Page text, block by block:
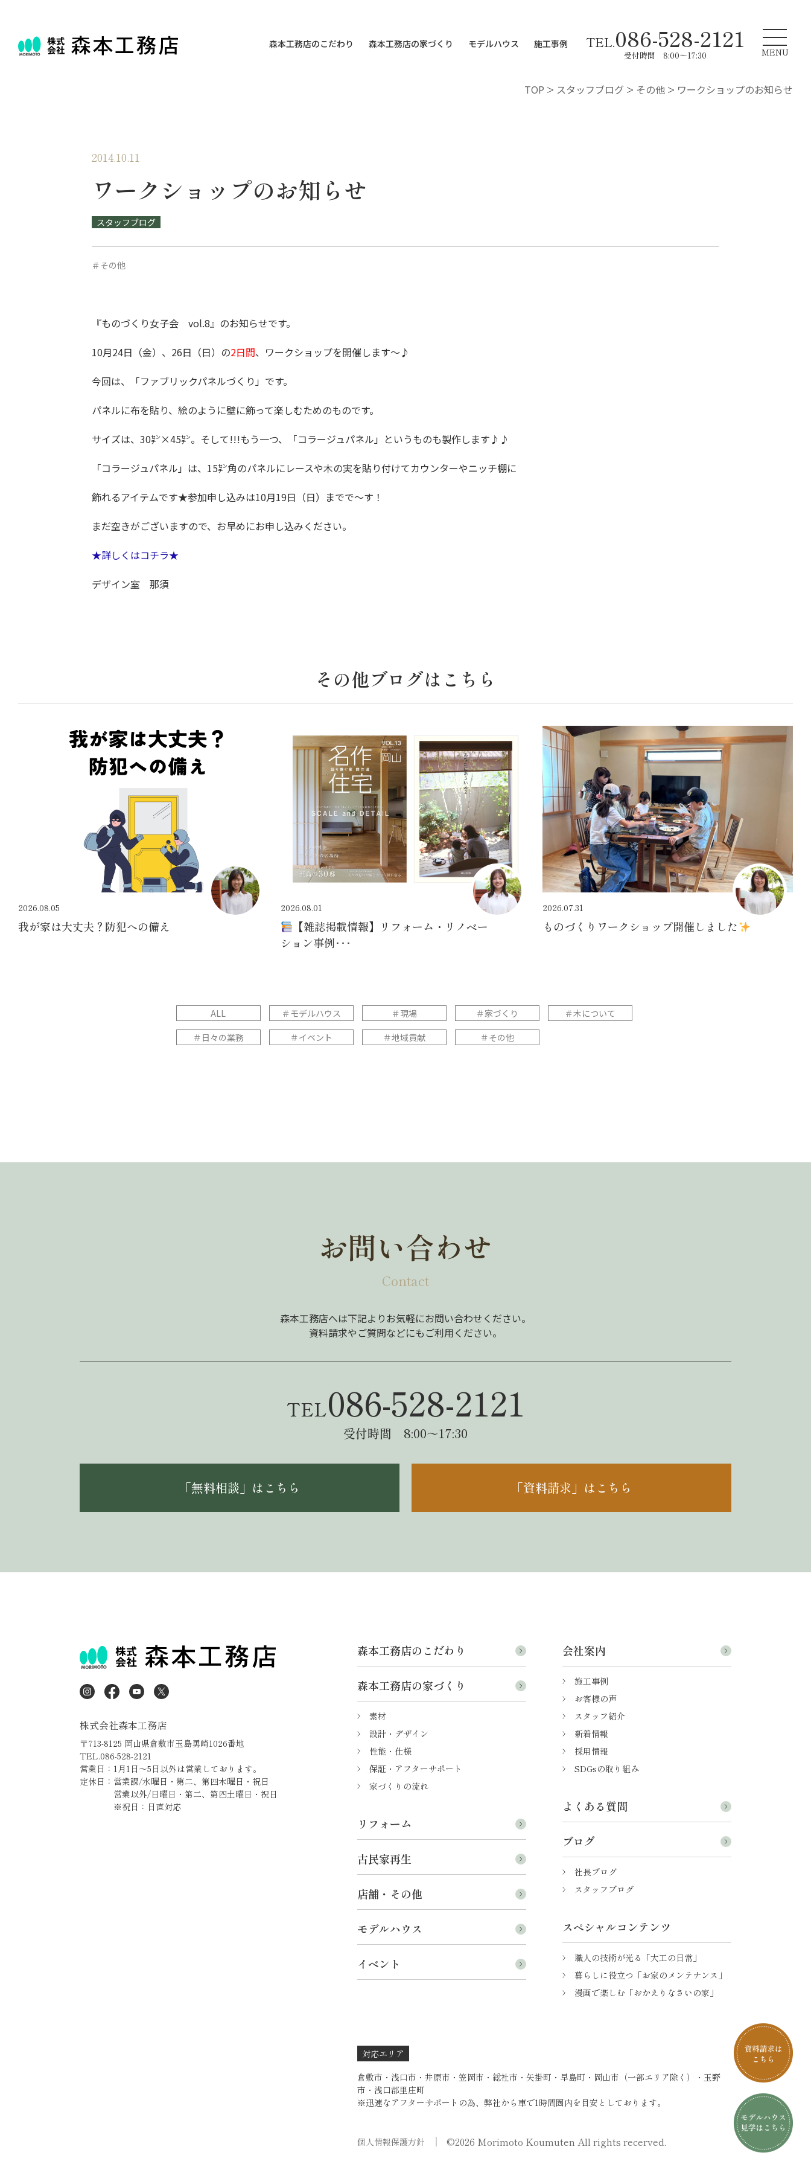
森本工務店のこだわり 森本工務店の家づくり モデルハウス 施工事例 TEL.086-528-2121
受付時間 8:00～17:30 MENU
TOP > スタッフブログ > その他 > ワークショップのお知らせ
2014.10.11
ワークショップのお知らせ
スタッフブログ
＃その他
『ものづくり女子会 vol.8』のお知らせです。
10月24日（金）、26日（日）の2日間、ワークショップを開催します～♪
今回は、「ファブリックパネルづくり」です。
パネルに布を貼り、絵のように壁に飾って楽しむためのものです。
サイズは、30㌢×45㌢。そして!!!もう一つ、「コラージュパネル」というものも製作します♪♪
「コラージュパネル」は、15㌢角のパネルにレースや木の実を貼り付けてカウンターやニッチ棚に
飾れるアイテムです★参加申し込みは10月19日（日）までで～す！
まだ空きがございますので、お早めにお申し込みください。
★詳しくはコチラ★
デザイン室 那須
その他ブログはこちら
2026.08.05
我が家は大丈夫？防犯への備え
2026.08.01
【雑誌掲載情報】リフォーム・リノベー
ション事例･･･
2026.07.31
ものづくりワークショップ開催しました
ALL ＃モデルハウス ＃現場 ＃家づくり
＃木について
＃日々の業務
＃イベント ＃地域貢献 ＃その他
お問い合わせ
Contact
森本工務店へは下記よりお気軽にお問い合わせください。
資料請求やご質問などにもご利用ください。
TEL086-528-2121
受付時間 8:00～17:30
「無料相談」はこちら 「資料請求」はこちら
株式会社森本工務店
〒713-8125 岡山県倉敷市玉島勇崎1026番地
TEL.086-528-2121
営業日：1月1日～5日以外は営業しております。
定休日：営業課/水曜日・第二、第四木曜日・祝日
営業以外/日曜日・第二、第四土曜日・祝日
※祝日：日直対応
森本工務店のこだわり
森本工務店の家づくり
素材
設計・デザイン
性能・仕様
保証・アフターサポート
家づくりの流れ
リフォーム
古民家再生
店舗・その他
モデルハウス
イベント
会社案内
施工事例
お客様の声
スタッフ紹介
新着情報
採用情報
SDGsの取り組み
よくある質問
ブログ
社長ブログ
スタッフブログ
スペシャルコンテンツ
職人の技術が光る「大工の日常」
暮らしに役立つ「お家のメンテナンス」
漫画で楽しむ「おかえりなさいの家」
対応エリア
倉敷市・浅口市・井原市・笠岡市・総社市・矢掛町・早島町・岡山市（一部エリア除く）・玉野
市・浅口郡里庄町
※迅速なアフターサポートの為、弊社から車で1時間圏内を目安としております。
個人情報保護方針 ©2026 Morimoto Koumuten All rights recerved.